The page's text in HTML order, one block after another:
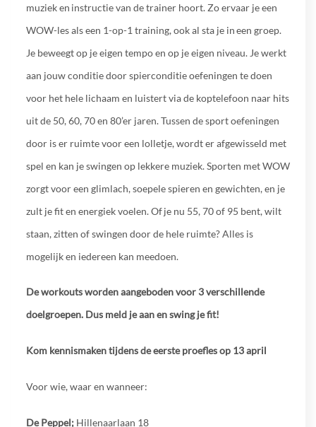
muziek en instructie van de trainer hoort. Zo ervaar je een
WOW-les als een 1-op-1 training, ook al sta je in een groep.
Je beweegt op je eigen tempo en op je eigen niveau. Je werkt
aan jouw conditie door spierconditie oefeningen te doen
voor het hele lichaam en luistert via de koptelefoon naar hits
uit de 50, 60, 70 en 80’er jaren. Tussen de sport oefeningen
door is er ruimte voor een lolletje, wordt er afgewisseld met
spel en kan je swingen op lekkere muziek. Sporten met WOW
zorgt voor een glimlach, soepele spieren en gewichten, en je
zult je fit en energiek voelen. Of je nu 55, 70 of 95 bent, wilt
staan, zitten of swingen door de hele ruimte? Alles is
mogelijk en iedereen kan meedoen.
De workouts worden aangeboden voor 3 verschillende
doelgroepen. Dus meld je aan en swing je fit!
Kom kennismaken tijdens de eerste proefles op 13 april
Voor wie, waar en wanneer:
De Peppel; Hillenaarlaan 18